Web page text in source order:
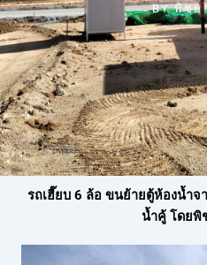
BYพิชย
รถเฮี๊ยบ 6 ล้อ ขนย้ายตู้ห้องน้ำจ
น้ำคู้ โดยพิ